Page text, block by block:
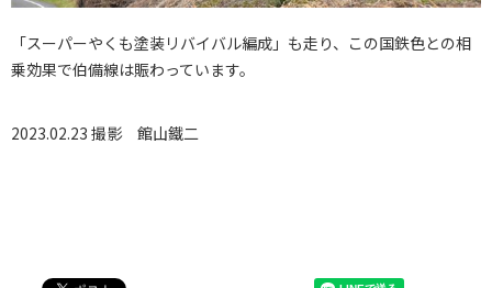
「スーパーやくも塗装リバイバル編成」も走り、この国鉄色との相
乗効果で伯備線は賑わっています。
2023.02.23 撮影 館山鐵二